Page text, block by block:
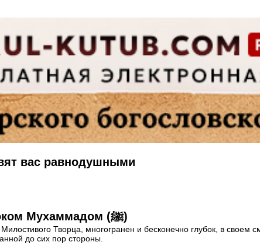
вас равнодушными
7 сур Корана, особенно выделяемые Пророком Мухаммадом (ﷺ)
Творца, многогранен и бесконечно глубок, в своем
до сих пор стороны.